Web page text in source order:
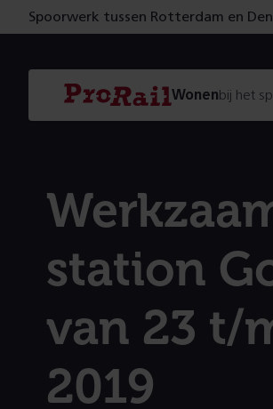
Spoorwerk tussen Rotterdam en
Navigatie
Homepage
ProRail
Wonenbij het
station
van 23 t/
2019